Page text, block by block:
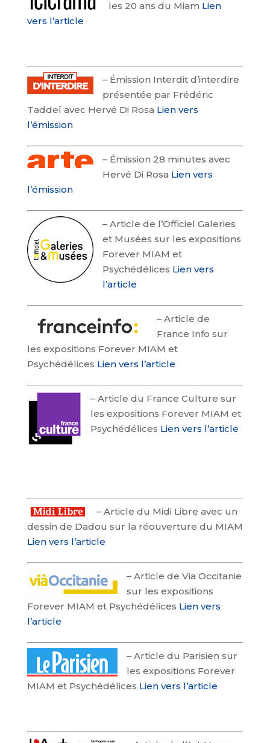
les 20 ans du Miam Lien
vers l’article
– Émission Interdit d’interdire
présentée par Frédéric
Taddeï avec Hervé Di Rosa Lien vers
l’émission
– Émission 28 minutes avec
Hervé Di Rosa Lien vers
l’émission
– Article de l’Officiel Galeries
et Musées sur les expositions
Forever MIAM et
Psychédélices Lien vers
l’article
– Article de
France Info sur
les expositions Forever MIAM et
Psychédélices Lien vers l’article
– Article du France Culture sur
les expositions Forever MIAM et
Psychédélices Lien vers l’article
– Article du Midi Libre avec un
dessin de Dadou sur la réouverture du MIAM
Lien vers l’article
– Article de Via Occitanie
sur les expositions
Forever MIAM et Psychédélices Lien vers
l’article
– Article du Parisien sur
les expositions Forever
MIAM et Psychédélices Lien vers l’article